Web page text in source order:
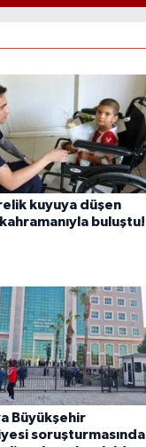
kuyuya düşen
buluştu!
Büyükşehir
soruşturmasında